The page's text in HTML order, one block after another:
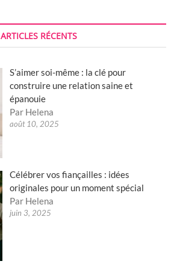
ARTICLES RÉCENTS
S’aimer soi-même : la clé pour
construire une relation saine et
épanouie
Par Helena
août 10, 2025
Célébrer vos fiançailles : idées
originales pour un moment spécial
Par Helena
juin 3, 2025